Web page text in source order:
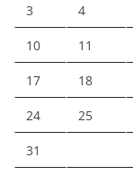
3 4
10 11
17 18
24 25
31